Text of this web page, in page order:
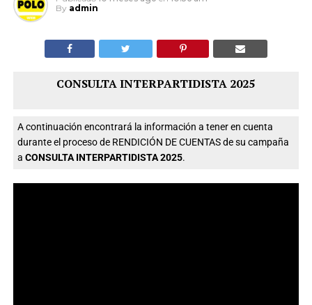
By admin
CONSULTA INTERPARTIDISTA 2025
A continuación encontrará la información a tener en cuenta
durante el proceso de RENDICIÓN DE CUENTAS de su campaña
a CONSULTA INTERPARTIDISTA 2025.